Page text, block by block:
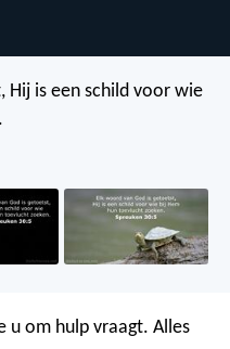
Hij is een schild voor wie
u om hulp vraagt. Alles